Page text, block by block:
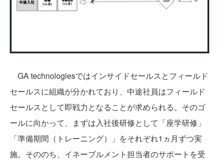
GA technologiesではインサイドセールスとフィールド
セールスに組織が分かれており、中途社員はフィールド
セールスとして即戦力となることが求められる。そのゴ
ールに向かって、まずは入社後研修として「座学研修」
「準備期間（トレーニング）」をそれぞれ1ヵ月ずつ実
施。そののち、イネーブルメント担当者のサポートを受